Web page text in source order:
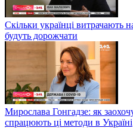
Скільки українці витрачають
будуть дорожчати
Мирослава Гонгадзе: як
спрацюють ці методи в Україні